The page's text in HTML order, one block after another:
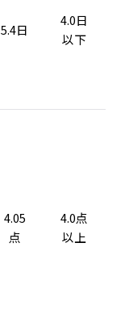
5.4日
4.0日
以下
4.05
点
4.0点
以上